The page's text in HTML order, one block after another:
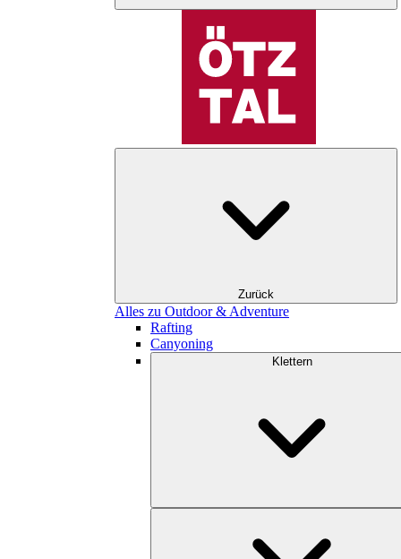
Zurück
Alles zu Outdoor & Adventure
Rafting
Canyoning
Klettern